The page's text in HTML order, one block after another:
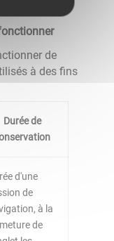
de
à des fins
Durée de
d'une
de
à la
de